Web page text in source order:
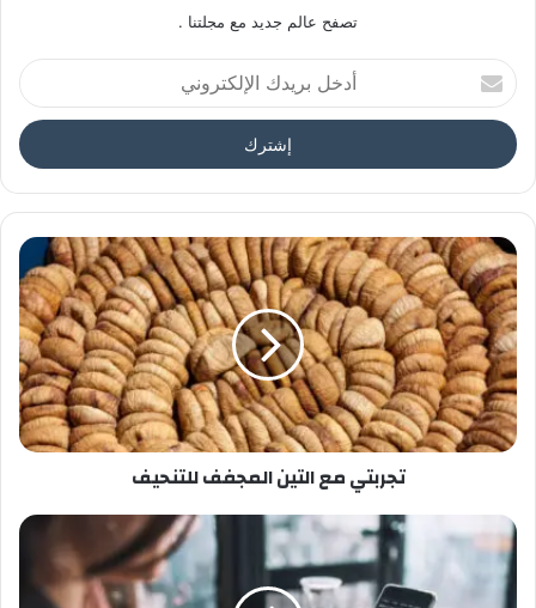
تصفح عالم جديد مع مجلتنا .
أدخل
بريدك
الإلكتروني
تجربتي مع التين المجفف للتنحيف